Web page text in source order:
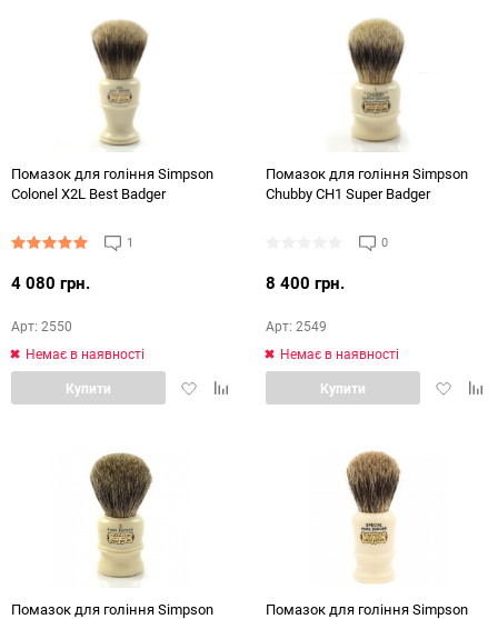
Помазок для гоління Simpson
Colonel X2L Best Badger
1
4 080 грн.
Арт: 2550
Немає в наявності
ДодатиДодати
Купити
Помазок для гоління Simpson
Chubby CH1 Super Badger
0
8 400 грн.
Арт: 2549
Немає в наявності
Додати
Купити
Помазок для гоління Simpson
Помазок для гоління Simpson